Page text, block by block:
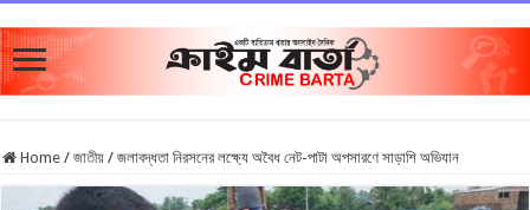
Home / জাতীয় / জলাবদ্ধতা নিরসনের লক্ষ্যে অবৈধ নেট-পাটা অপসারণে সাড়াশি অভিযান